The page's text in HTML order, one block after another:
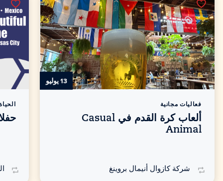
13 يوليو
فعاليات مجانية
ألعاب كرة القدم في Casual
Animal
شركة كازوال أنيمال بروينغ